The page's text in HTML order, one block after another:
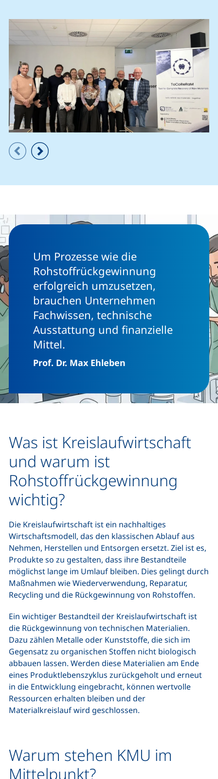
Zeigt Folie 1 von 3
Um Prozesse wie die
Rohstoffrückgewinnung
erfolgreich umzusetzen,
brauchen Unternehmen
Fachwissen, technische
Ausstattung und finanzielle
Mittel.
Prof. Dr. Max Ehleben
Was ist Kreislaufwirtschaft
und warum ist
Rohstoffrückgewinnung
wichtig?
Die Kreislaufwirtschaft ist ein nachhaltiges
Wirtschaftsmodell, das den klassischen Ablauf aus
Nehmen, Herstellen und Entsorgen ersetzt. Ziel ist es,
Produkte so zu gestalten, dass ihre Bestandteile
möglichst lange im Umlauf bleiben. Dies gelingt durch
Maßnahmen wie Wiederverwendung, Reparatur,
Recycling und die Rückgewinnung von Rohstoffen.
Ein wichtiger Bestandteil der Kreislaufwirtschaft ist
die Rückgewinnung von technischen Materialien.
Dazu zählen Metalle oder Kunststoffe, die sich im
Gegensatz zu organischen Stoffen nicht biologisch
abbauen lassen. Werden diese Materialien am Ende
eines Produktlebenszyklus zurückgeholt und erneut
in die Entwicklung eingebracht, können wertvolle
Ressourcen erhalten bleiben und der
Materialkreislauf wird geschlossen.
Warum stehen KMU im
Mittelpunkt?